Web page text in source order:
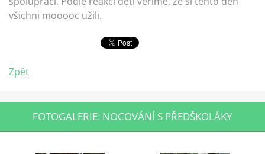
všichni mooooc užili.
Zpět
FOTOGALERIE: NOCOVÁNÍ S PŘEDŠKOLÁKY